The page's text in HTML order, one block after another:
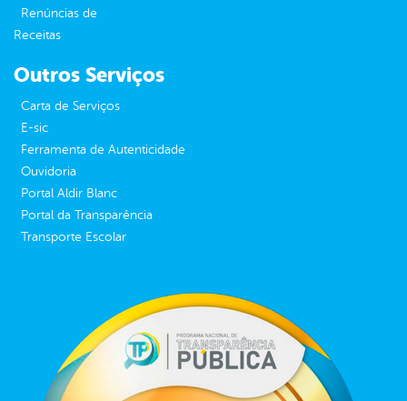
Renúncias de
Receitas
Outros Serviços
Carta de Serviços
E-sic
Ferramenta de Autenticidade
Ouvidoria
Portal Aldir Blanc
Portal da Transparência
Transporte Escolar